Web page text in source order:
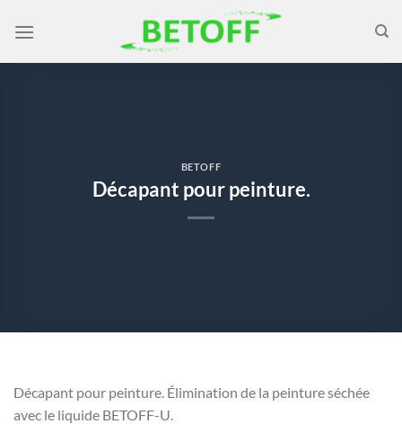
BETOFF
Décapant pour peinture.
Décapant pour peinture. Élimination de la peinture séchée
avec le liquide BETOFF-U.